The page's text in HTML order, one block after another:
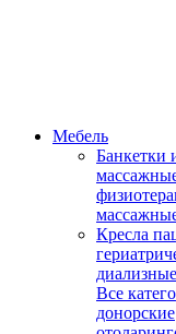
Мебель
Банкетки
Кресла
диализные
Все
донорские